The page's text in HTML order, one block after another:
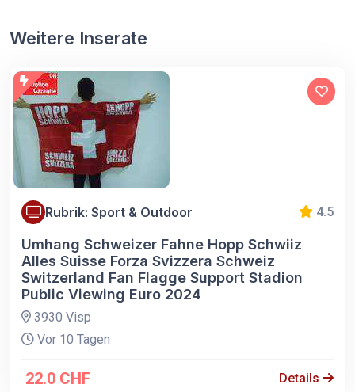
Weitere Inserate
Rubrik: Sport & Outdoor 4.5
Umhang Schweizer Fahne Hopp Schwiiz
Alles Suisse Forza Svizzera Schweiz
Switzerland Fan Flagge Support Stadion
Public Viewing Euro 2024
3930 Visp
Vor 10 Tagen
22.0 CHF Details